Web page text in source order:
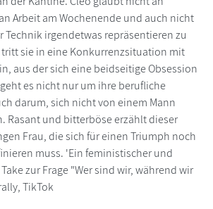
Arbeit am Wochenende und auch nicht
Technik irgendetwas repräsentieren zu
sie in eine Konkurrenzsituation mit
aus der sich eine beidseitige Obsession
es nicht nur um ihre berufliche
darum, sich nicht von einem Mann
Rasant und bitterböse erzählt dieser
Frau, die sich für einen Triumph noch
muss. 'Ein feministischer und
zur Frage "Wer sind wir, während wir
TikTok